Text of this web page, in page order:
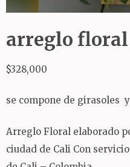
arreglo floral
$328,000
se compone de girasoles
Arreglo Floral elaborado
ciudad de Cali Con